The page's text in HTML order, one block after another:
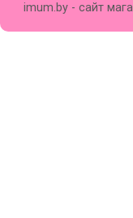
imum.by - сайт